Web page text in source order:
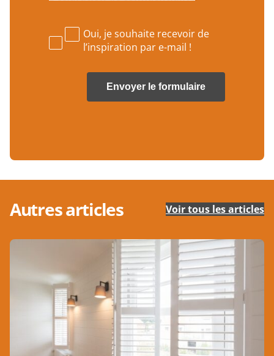
o
i
l
Oui, je souhaite recevoir de
l’inspiration par e-mail !
Autres articles Voir tous les articles